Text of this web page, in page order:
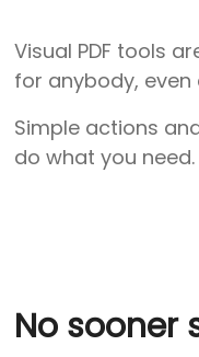
Visual PDF tools
for anybody,
Simple actions
do what you need.
No sooner